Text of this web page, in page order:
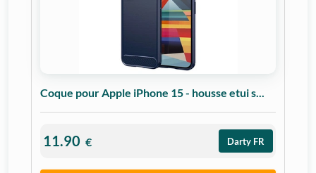
Coque pour Apple iPhone 15 - housse etui s...
11.90 € Darty FR